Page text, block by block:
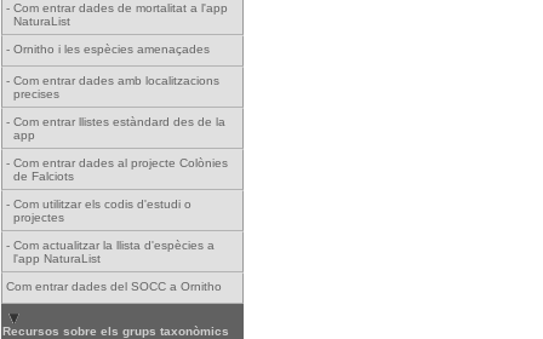
- Com entrar dades de mortalitat a l'app
NaturaList
- Ornitho i les espècies amenaçades
- Com entrar dades amb localitzacions
precises
- Com entrar llistes estàndard des de la
app
- Com entrar dades al projecte Colònies
de Falciots
- Com utilitzar els codis d'estudi o
projectes
- Com actualitzar la llista d'espècies a
l'app NaturaList
Com entrar dades del SOCC a Ornitho
Recursos sobre els grups taxonòmics